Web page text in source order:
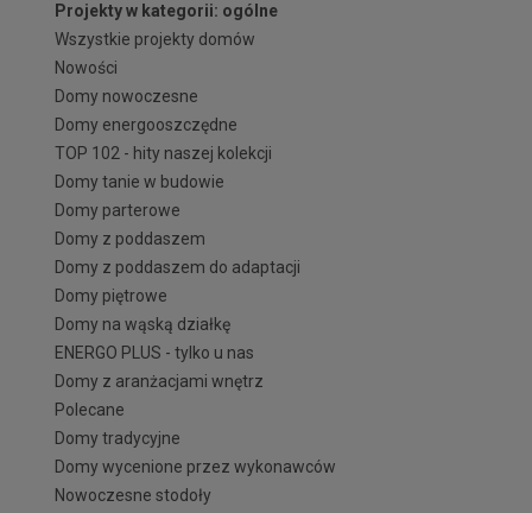
Projekty w kategorii: ogólne
Wszystkie projekty domów
Nowości
Domy nowoczesne
Domy energooszczędne
TOP 102 - hity naszej kolekcji
Domy tanie w budowie
Domy parterowe
Domy z poddaszem
Domy z poddaszem do adaptacji
Domy piętrowe
Domy na wąską działkę
ENERGO PLUS - tylko u nas
Domy z aranżacjami wnętrz
Polecane
Domy tradycyjne
Domy wycenione przez wykonawców
Nowoczesne stodoły